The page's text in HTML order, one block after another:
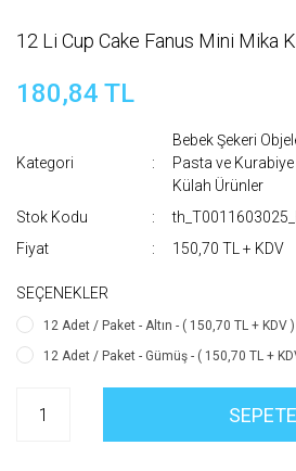
12 Li Cup Cake Fanus Mini Mika
180,84 TL
Kategori
Bebek Şekeri
Pasta ve Kurabiye
Külah Ürünler
Stok Kodu
Fiyat
150,70 TL + KDV
SEÇENEKLER
12 Adet / Paket - Altın - ( 150,70 TL + KDV )
12 Adet / Paket - Gümüş - ( 150,70 TL +